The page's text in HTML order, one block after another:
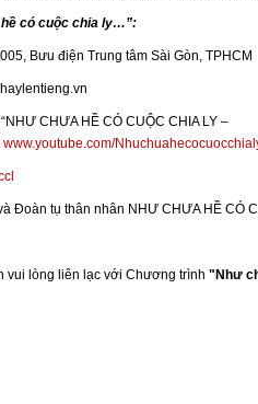
có cuộc chia ly…”:
Bưu điện Trung tâm Sài Gòn, TPHCM
CHƯA HỀ CÓ CUỘC CHIA LY –
www.youtube.com/
Đoàn tụ thân nhân NHƯ CHƯA HỀ CÓ
vui lòng liên lạc với Chương trình "Như